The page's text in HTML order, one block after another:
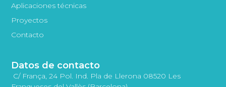
Aplicaciones técnicas
Proyectos
Contacto
Datos de contacto
C/ França, 24 Pol. Ind. Pla de Llerona 08520 Les